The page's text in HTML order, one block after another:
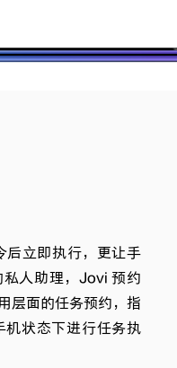
后立即执行，更让手
人助理，Jovi 预约
层面的任务预约，指
机状态下进行任务执